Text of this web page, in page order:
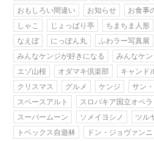
おもしろい間違い
お知らせ お食事
しゃこ
じょっぱり亭 ちまちま人形
なえぼ
にっぽん丸 ふわラー写真展
みんなケンジが好きになる
みんなケ
エゾ山桜
オダマキ倶楽部 キャンド
クリスマス
グルメ ケンジ サン
スペースアルト
スロバキア国立オペラ
スーパームーン
ソメイヨシノ
ツル
トベックス自遊林
ドン・ジョヴァンニ